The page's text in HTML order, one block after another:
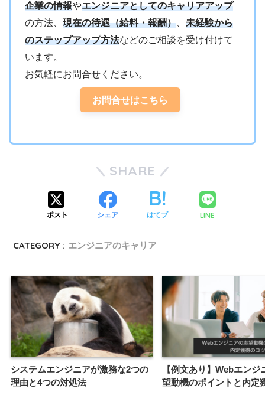
企業の情報やエンジニアとしてのキャリアアップ
の方法、 現在の待遇（給料・報酬）
未経験から
のステップアップ方法などのご相談を受け付けて
います。
お気軽にお問合せください。
お問合せはこちら
SHARE
ポスト シェア はてブ LINE
CATEGORY : エンジニアのキャリア
システムエンジニアが激務な2つの
理由と4つの対処法
【例文あり】Webエンジ
望動機のポイントと内定